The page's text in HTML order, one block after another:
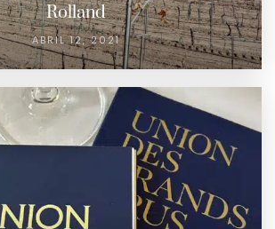
Rolland
ABRIL 12, 2021